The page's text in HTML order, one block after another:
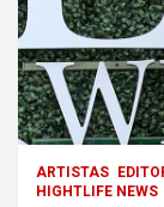
ARTISTAS
HIGHTLIFE NEWS